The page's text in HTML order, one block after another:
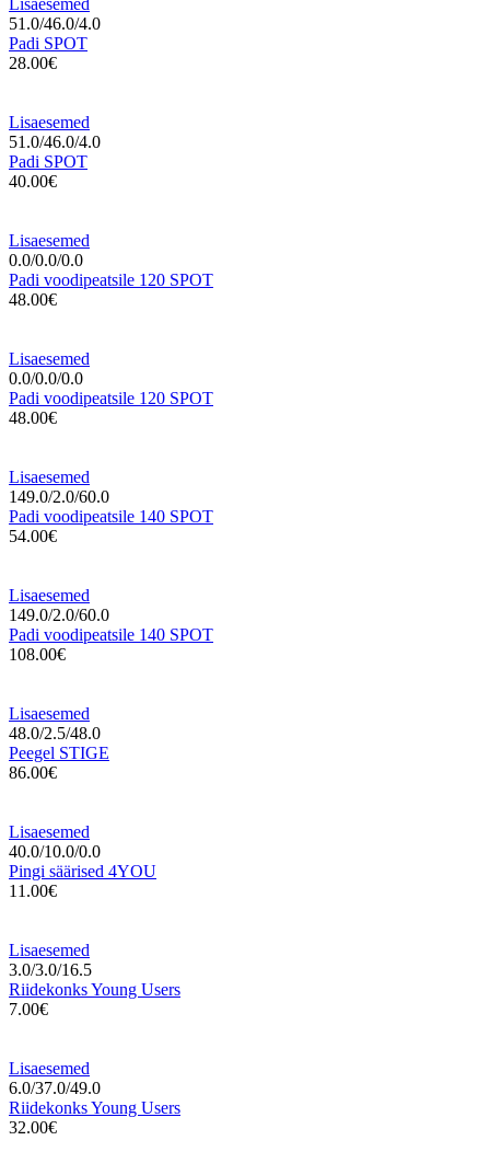
51.0/46.0/4.0
Padi SPOT
28.00€
Lisaesemed
51.0/46.0/4.0
Padi SPOT
40.00€
Lisaesemed
0.0/0.0/0.0
Padi voodipeatsile 120 SPOT
48.00€
Lisaesemed
0.0/0.0/0.0
Padi voodipeatsile 120 SPOT
48.00€
Lisaesemed
149.0/2.0/60.0
Padi voodipeatsile 140 SPOT
54.00€
Lisaesemed
149.0/2.0/60.0
Padi voodipeatsile 140 SPOT
108.00€
Lisaesemed
48.0/2.5/48.0
Peegel STIGE
86.00€
Lisaesemed
40.0/10.0/0.0
Pingi säärised 4YOU
11.00€
Lisaesemed
3.0/3.0/16.5
Riidekonks Young Users
7.00€
Lisaesemed
6.0/37.0/49.0
Riidekonks Young Users
32.00€